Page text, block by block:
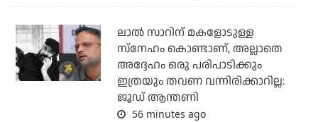
ലാൽ സാറിന് മകളോടുള്ള
സ്നേഹം കൊണ്ടാണ്, അല്ലാതെ
അദ്ദേഹം ഒരു പരിപാടിക്കും
ഇത്രയും തവണ വന്നിരിക്കാറില്ല:
ജൂഡ് ആന്തണി
56 minutes ago